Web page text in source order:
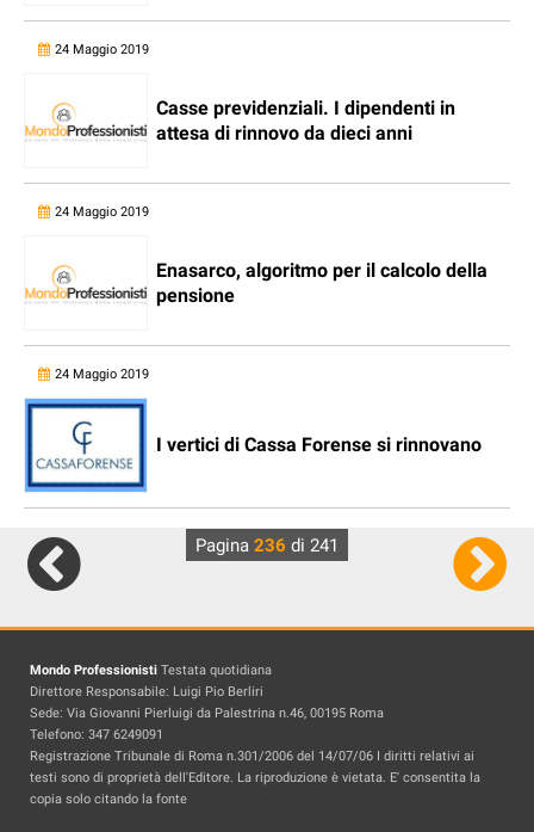
24 Maggio 2019
Casse previdenziali. I dipendenti in
attesa di rinnovo da dieci anni
24 Maggio 2019
Enasarco, algoritmo per il calcolo della
pensione
24 Maggio 2019
I vertici di Cassa Forense si rinnovano
Pagina 236 di 241
Mondo Professionisti Testata quotidiana
Direttore Responsabile: Luigi Pio Berliri
Sede: Via Giovanni Pierluigi da Palestrina n.46, 00195 Roma
Telefono: 347 6249091
Registrazione Tribunale di Roma n.301/2006 del 14/07/06 I diritti relativi ai
testi sono di proprietà dell'Editore. La riproduzione è vietata. E' consentita la
copia solo citando la fonte